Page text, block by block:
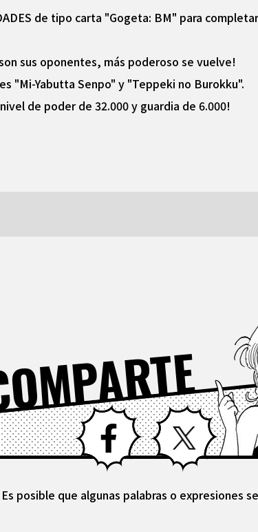
de tipo carta "Gogeta: BM" para
sus oponentes, más poderoso se vuelve!
"Mi-Yabutta Senpo" y "Teppeki no Burokku".
de poder de 32.000 y guardia de 6.000!
Facebook X
posible que algunas palabras o expresiones